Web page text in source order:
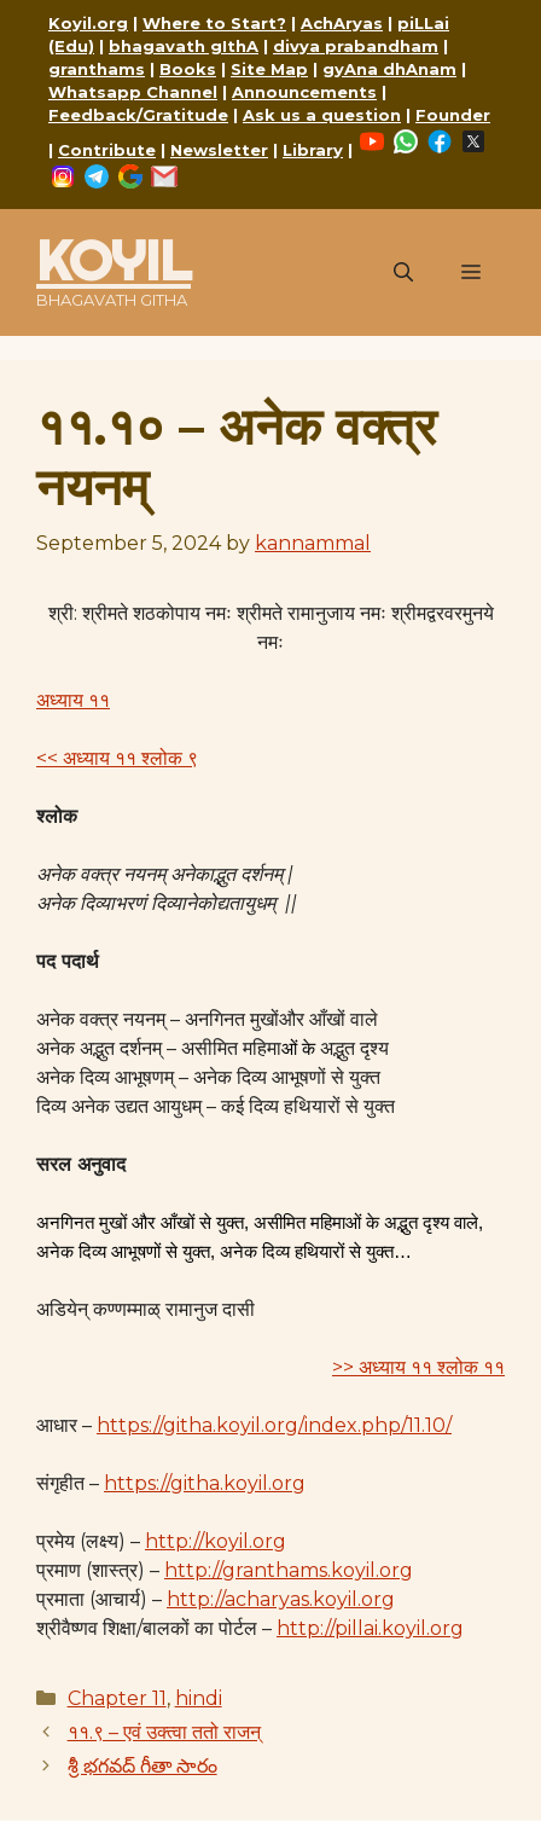
content
Koyil.org | Where to Start? | AchAryas | piLLai
(Edu) | bhagavath gIthA | divya prabandham |
granthams | Books | Site Map | gyAna dhAnam |
Whatsapp Channel | Announcements |
Feedback/Gratitude | Ask us a question | Founder
| Contribute | Newsletter | Library |
YouTubeWhatsApp
Facebook
Instagram
Telegram
Google
KOYIL
BHAGAVATH GITHA
Menu
११.१० – अनेक वक्त्र
नयनम्
September 5, 2024 by kannammal
श्री: श्रीमते शठकोपाय नमः श्रीमते रामानुजाय नमः श्रीमद्वरवरमुनये
नमः
अध्याय ११
<< अध्याय ११ श्लोक ९
श्लोक
अनेक वक्त्र नयनम् अनेकाद्भुत दर्शनम् |
अनेक दिव्याभरणं दिव्यानेकोद्यतायुधम् ||
पद पदार्थ
अनेक वक्त्र नयनम् – अनगिनत मुखोंऔर आँखों वाले
अनेक अद्भुत दर्शनम् – असीमित महिमाओं केअद्भुत दृश्य
अनेक दिव्य आभूषणम् – अनेक दिव्य आभूषणों से युक्त
दिव्य अनेक उद्यत आयुधम् – कई दिव्य हथियारों से युक्त
सरल अनुवाद
अनगिनत मुखों और आँखों से युक्त, असीमित महिमाओं के अद्भुत दृश्य वाले,
अनेक दिव्य आभूषणों से युक्त, अनेक दिव्य हथियारों से युक्त…
अडियेन् कण्णम्माळ् रामानुज दासी
>> अध्याय ११ श्लोक ११
आधार – https://githa.koyil.org/index.php/11.10/
संगृहीत – https://githa.koyil.org
प्रमेय (लक्ष्य) – http://koyil.org
प्रमाण (शास्त्र) – http://granthams.koyil.org
प्रमाता (आचार्य) – http://acharyas.koyil.org
श्रीवैष्णव शिक्षा/बालकों का पोर्टल – http://pillai.koyil.org
Categories
Chapter 11, hindi
११.९ – एवं उक्त्वा ततो राजन्
శ్రీ భగవద్ గీతా సారం